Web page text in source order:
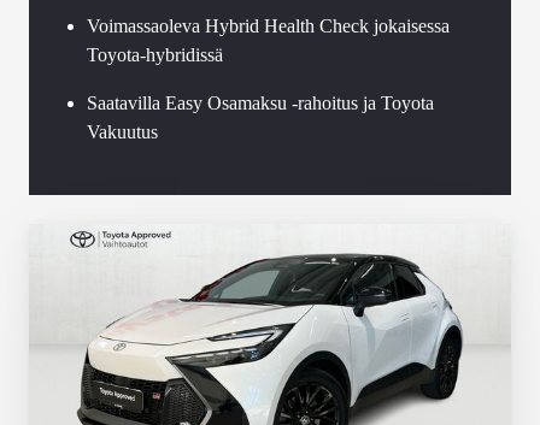
Voimassaoleva Hybrid Health Check jokaisessa
Toyota-hybridissä
Saatavilla Easy Osamaksu -rahoitus ja Toyota
Vakuutus